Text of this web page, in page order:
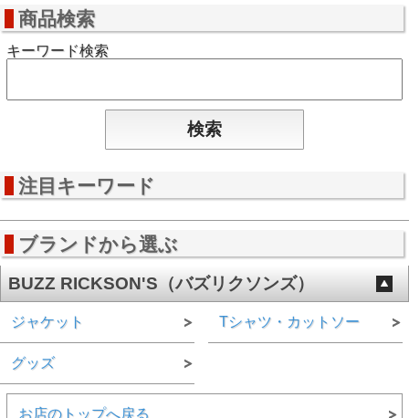
商品検索
キーワード検索
注目キーワード
ブランドから選ぶ
BUZZ RICKSON'S（バズリクソンズ）
ジャケット
グッズ
Tシャツ・カットソー
お店のトップへ戻る